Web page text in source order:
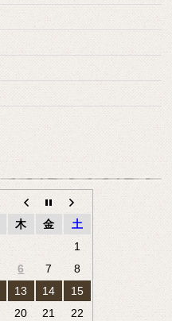
木 金
土
1
6 7
8
13 14
15
20 21
22